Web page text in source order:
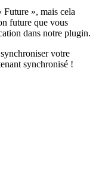
», mais cela
future que vous
dans notre plugin.
votre
synchronisé !